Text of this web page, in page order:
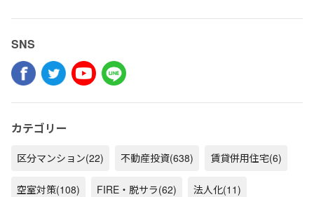
SNS
カテゴリー
区分マンション(22) 不動産投資(638) 賃貸併用住宅(6)
空室対策(108) FIRE・脱サラ(62) 法人化(11)